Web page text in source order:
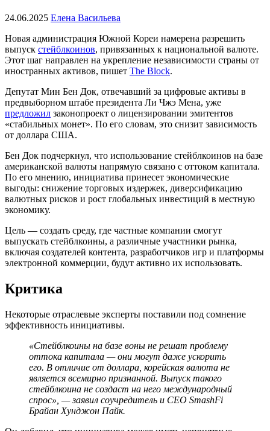
24.06.2025 Елена Васильева
Новая администрация Южной Кореи намерена разрешить
выпуск стейблкоинов, привязанных к национальной валюте.
Этот шаг направлен на укрепление независимости страны от
иностранных активов, пишет The Block.
Депутат Мин Бен Док, отвечавший за цифровые активы в
предвыборном штабе президента Ли Чжэ Мена, уже
предложил законопроект о лицензировании эмитентов
«стабильных монет». По его словам, это снизит зависимость
от доллара США.
Бен Док подчеркнул, что использование стейблкоинов на базе
американской валюты напрямую связано с оттоком капитала.
По его мнению, инициатива принесет экономические
выгоды: снижение торговых издержек, диверсификацию
валютных рисков и рост глобальных инвестиций в местную
экономику.
Цель — создать среду, где частные компании смогут
выпускать стейблкоины, а различные участники рынка,
включая создателей контента, разработчиков игр и платформы
электронной коммерции, будут активно их использовать.
Критика
Некоторые отраслевые эксперты поставили под сомнение
эффективность инициативы.
«Стейблкоины на базе воны не решат проблему
оттока капитала — они могут даже ускорить
его. В отличие от доллара, корейская валюта не
является всемирно признанной. Выпуск такого
стейблкоина не создаст на него международный
спрос», — заявил соучредитель и CEO SmashFi
Брайан Хунджон Пайк.